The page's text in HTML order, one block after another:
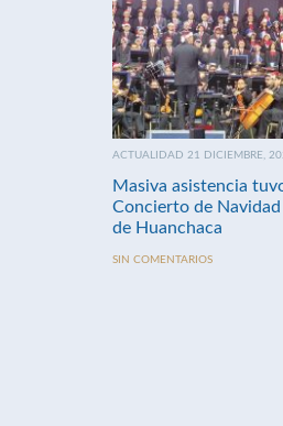
ACTUALIDAD 21 DICIEMBRE,
Masiva asistencia
Concierto de Navidad
de Huanchaca
SIN COMENTARIOS